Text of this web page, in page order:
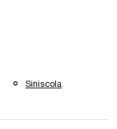
Siniscola